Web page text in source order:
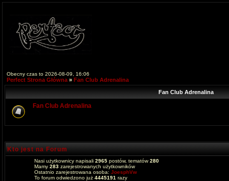
Obecny czas to 2026-08-09, 16:06
Perfect Strona Główna » Fan Club Adrenalina
Fan Club Adrenalina
Fan Club Adrenalina
Kto jest na Forum
Nasi użytkownicy napisali 2965 postów, tematów280
Mamy 283 zarejestrowanych użytkowników
Ostatnio zarejestrowana osoba: JoesphVw
To forum odwiedzono już 4445191 razy